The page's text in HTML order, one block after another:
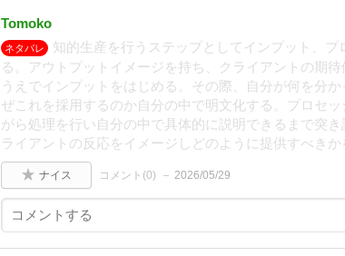
Tomoko
ネタバレ
知的生産を行うステップとしてインプット、
る。アウトプットイメージを持ち、クライアントの期
うえでインプットをはじめる。その際、自分が何を分
ぜこれを採用するのか自分の中で明文化する。プロセ
がら処理を行い自分の中で具体的に説明できるまで突
ライアントの反応をイメージしどのように提供すべきか
ナイス コメント(0) 2026/05/29